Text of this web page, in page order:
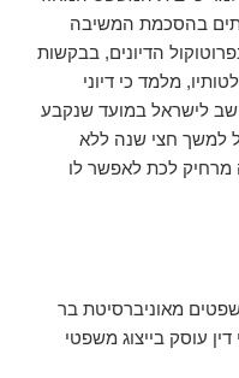
בהסכמת המשיבה
הדיונים, בבקשות
מלמד כי דיוני
שב לישראל במועד שנקבע
למשך חצי שנה ללא
מרחיק לכת לאפשר לו
מאוניברסיטת בר
דין עוסק בייצוג משפטי